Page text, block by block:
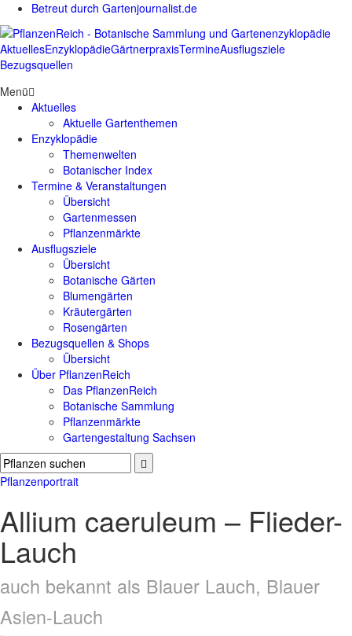
Betreut durch Gartenjournalist.de
AktuellesEnzyklopädieGärtnerpraxisTermineAusflugsziele
Bezugsquellen
Menü
Aktuelles
Aktuelle Gartenthemen
Enzyklopädie
Themenwelten
Botanischer Index
Termine & Veranstaltungen
Übersicht
Gartenmessen
Pflanzenmärkte
Ausflugsziele
Übersicht
Botanische Gärten
Blumengärten
Kräutergärten
Rosengärten
Bezugsquellen & Shops
Übersicht
Über PflanzenReich
Das PflanzenReich
Botanische Sammlung
Pflanzenmärkte
Gartengestaltung Sachsen
Pflanzenportrait
Allium caeruleum – Flieder-
Lauch
auch bekannt als Blauer Lauch, Blauer
Asien-Lauch